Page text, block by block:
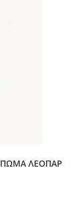
ΛΕΟΠΑΡ